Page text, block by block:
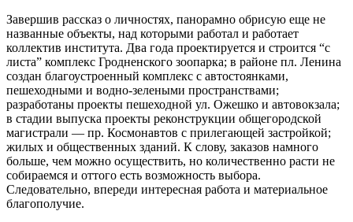
Завершив рассказ о личностях, панорамно обрисую еще не
названные объекты, над которыми работал и работает
коллектив института. Два года проектируется и строится “с
листа” комплекс Гродненского зоопарка; в районе пл. Ленина
создан благоустроенный комплекс с автостоянками,
пешеходными и водно-зелеными пространствами;
разработаны проекты пешеходной ул. Ожешко и автовокзала;
в стадии выпуска проекты реконструкции общегородской
магистрали — пр. Космонавтов с прилегающей застройкой;
жилых и общественных зданий. К слову, заказов намного
больше, чем можно осуществить, но количественно расти не
собираемся и оттого есть возможность выбора.
Следовательно, впереди интересная работа и материальное
благополучие.